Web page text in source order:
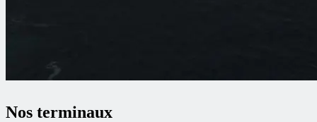
Nos terminaux